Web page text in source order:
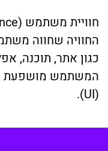
החוויה שחווה
כגון אתר, תוכנה,
המשתמש מושפעת
(UI).